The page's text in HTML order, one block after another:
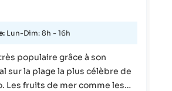
Lun-Dim: 8h - 16h
populaire grâce à son
sur la plage la plus célèbre de
Les fruits de mer comme les